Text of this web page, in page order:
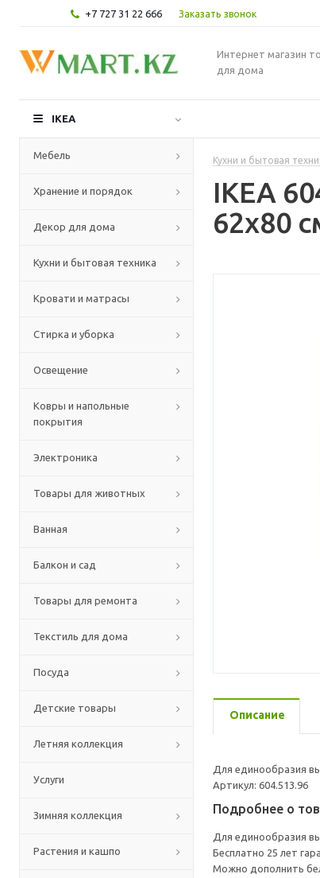
+7 727 31 22 666 Заказать звонок
Интернет магазин
для дома
IKEA
Мебель
Хранение и порядок
Декор для дома
Кухни и бытовая техника
Кровати и матрасы
Стирка и уборка
Освещение
Ковры и напольные
покрытия
Электроника
Товары для животных
Ванная
Балкон и сад
Товары для ремонта
Текстиль для дома
Посуда
Детские товары
Летняя коллекция
Услуги
Зимняя коллекция
Растения и кашпо
Кухни и бытовая
IKEA
62x80
Описание
Для единообразия
Артикул: 604.513.96
Подробнее о
Для единообразия
Бесплатно 25 лет
Можно дополнить